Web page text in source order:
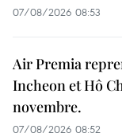
07/08/2026 08:53
Air Premia
Incheon et Hô
novembre.
07/08/2026 08:52